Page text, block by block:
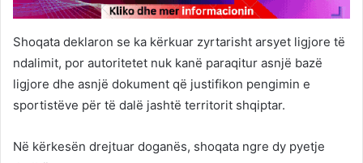
Shoqata deklaron se ka kërkuar zyrtarisht arsyet ligjore të
ndalimit, por autoritetet nuk kanë paraqitur asnjë bazë
ligjore dhe asnjë dokument që justifikon pengimin e
sportistëve për të dalë jashtë territorit shqiptar.
Në kërkesën drejtuar doganës, shoqata ngre dy pyetje